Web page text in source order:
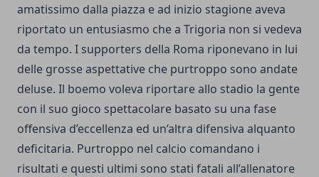
amatissimo dalla piazza e ad inizio stagione aveva
riportato un entusiasmo che a Trigoria non si vedeva
da tempo. I supporters della Roma riponevano in lui
delle grosse aspettative che purtroppo sono andate
deluse. Il boemo voleva riportare allo stadio la gente
con il suo gioco spettacolare basato su una fase
offensiva d’eccellenza ed un’altra difensiva alquanto
deficitaria. Purtroppo nel calcio comandano i
risultati e questi ultimi sono stati fatali all’allenatore